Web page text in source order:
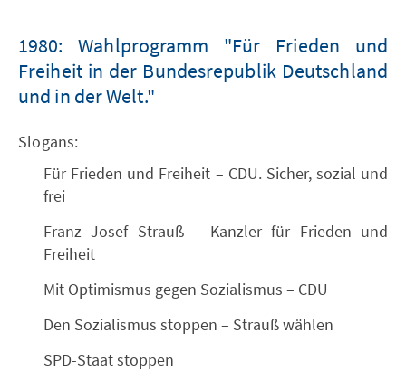
1980: Wahlprogramm "Für Frieden und
Freiheit in der Bundesrepublik Deutschland
und in der Welt."
Slogans:
Für Frieden und Freiheit – CDU. Sicher, sozial und
frei
Franz Josef Strauß – Kanzler für Frieden und
Freiheit
Mit Optimismus gegen Sozialismus – CDU
Den Sozialismus stoppen – Strauß wählen
SPD-Staat stoppen